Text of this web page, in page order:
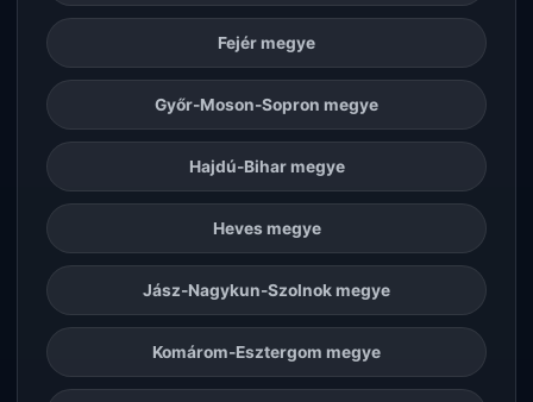
Fejér megye
Győr-Moson-Sopron megye
Hajdú-Bihar megye
Heves megye
Jász-Nagykun-Szolnok megye
Komárom-Esztergom megye